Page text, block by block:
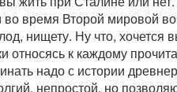
время Второй мировой
нищету. Ну что, хочется
относясь к каждому
надо с истории
непростой, но